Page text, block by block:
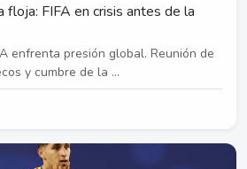
floja: FIFA en crisis antes de la
enfrenta presión global. Reunión de
y cumbre de la ...